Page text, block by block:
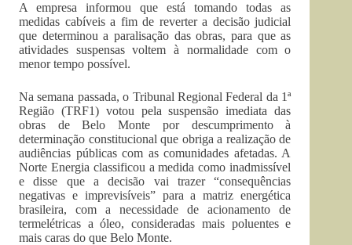
A empresa informou que está tomando todas as
medidas cabíveis a fim de reverter a decisão judicial
que determinou a paralisação das obras, para que as
atividades suspensas voltem à normalidade com o
menor tempo possível.
Na semana passada, o Tribunal Regional Federal da 1ª
Região (TRF1) votou pela suspensão imediata das
obras de Belo Monte por descumprimento à
determinação constitucional que obriga a realização de
audiências públicas com as comunidades afetadas. A
Norte Energia classificou a medida como inadmissível
e disse que a decisão vai trazer “consequências
negativas e imprevisíveis” para a matriz energética
brasileira, com a necessidade de acionamento de
termelétricas a óleo, consideradas mais poluentes e
mais caras do que Belo Monte.